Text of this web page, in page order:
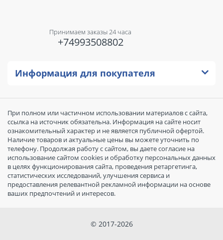
Принимаем заказы 24 часа
+74993508802
Информация для покупателя
При полном или частичном использовании материалов с сайта,
ссылка на источник обязательна. Информация на сайте носит
ознакомительный характер и не является публичной офертой.
Наличие товаров и актуальные цены вы можете уточнить по
телефону. Продолжая работу с сайтом, вы даете согласие на
использование сайтом cookies и обработку персональных данных
в целях функционирования сайта, проведения ретаргетинга,
статистических исследований, улучшения сервиса и
предоставления релевантной рекламной информации на основе
ваших предпочтений и интересов.
© 2017-2026